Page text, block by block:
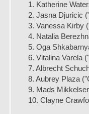
1. Katherine
2. Jasna Djuricic
3. Vanessa Kirby
4. Natalia
5. Oga
6. Vitalina Varela
7. Albrecht
8. Aubrey Plaza
9. Mads
10. Clayne